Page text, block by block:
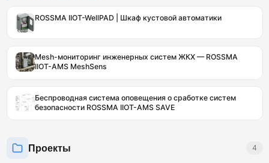
ROSSMA IIOT-WellPAD | Шкаф кустовой автоматики
Mesh-мониторинг инженерных систем ЖКХ — ROSSMA
IIOT-AMS MeshSens
Беспроводная система оповещения о сработке систем
безопасности ROSSMA IIOT-AMS SAVE
Проекты 4